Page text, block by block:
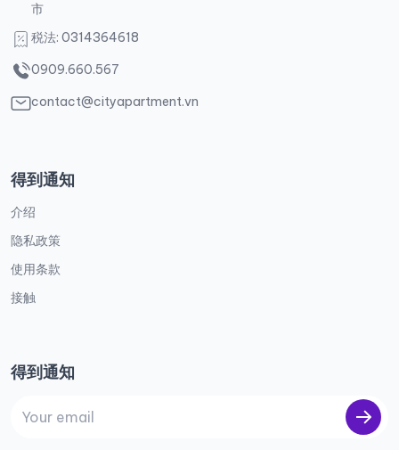
市
税法: 0314364618
0909.660.567
contact@cityapartment.vn
得到通知
介绍
隐私政策
使用条款
接触
得到通知